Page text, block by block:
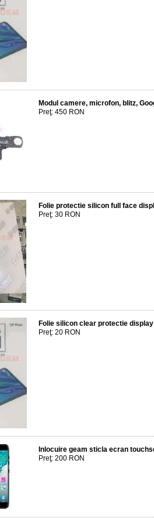
Modul camere, microfon, blitz,
Preţ: 450 RON
Folie protectie silicon full face
Preţ: 30 RON
Folie silicon clear protectie
Preţ: 20 RON
Inlocuire geam sticla ecran
Preţ: 200 RON